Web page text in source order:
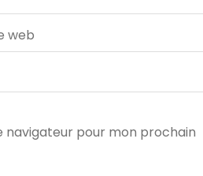
web
navigateur pour mon prochain